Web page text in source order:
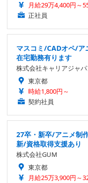
月給29万4,400円～
正社員
マスコミ/CADオペ/ア
在宅勤務有ります
株式会社キャリアジャ
東京都
時給1,800円～
契約社員
27卒・新卒/アニメ制
新/資格取得支援あり
株式会社GUM
東京都
月給25万3,900円～